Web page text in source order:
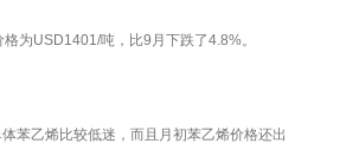
为USD1401/吨，比9月下跌了4.8%。
苯乙烯比较低迷，而且月初苯乙烯价格还出